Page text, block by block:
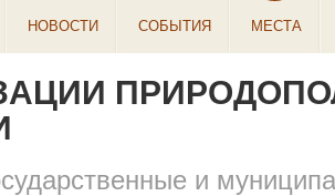
НОВОСТИ СОБЫТИЯ МЕСТА
и